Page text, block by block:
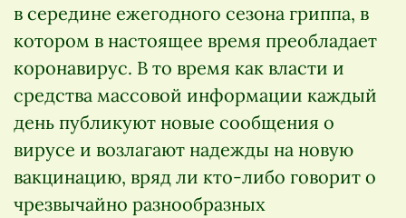
в середине ежегодного сезона гриппа, в
котором в настоящее время преобладает
коронавирус. В то время как власти и
средства массовой информации каждый
день публикуют новые сообщения о
вирусе и возлагают надежды на новую
вакцинацию, вряд ли кто-либо говорит о
чрезвычайно разнообразных